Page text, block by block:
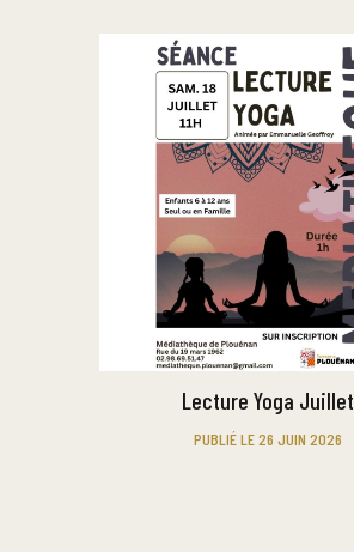
Lecture Yoga Juillet
PUBLIÉ LE 26 JUIN 2026